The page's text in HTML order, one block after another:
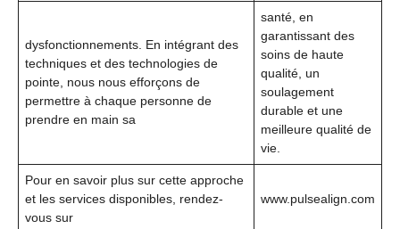
dysfonctionnements. En intégrant des
techniques et des technologies de
pointe, nous nous efforçons de
permettre à chaque personne de
prendre en main sa
santé, en
garantissant des
soins de haute
qualité, un
soulagement
durable et une
meilleure qualité de
vie.
Pour en savoir plus sur cette approche
et les services disponibles, rendez-
vous sur
www.pulsealign.com